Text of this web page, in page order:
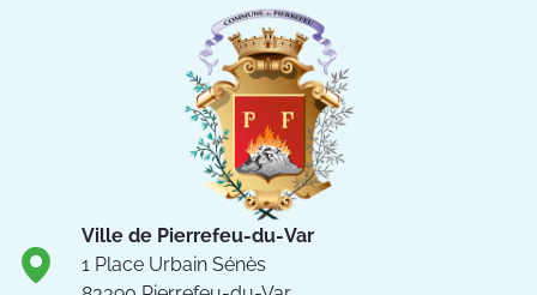
Ville de Pierrefeu-du-Var
1 Place Urbain Sénès